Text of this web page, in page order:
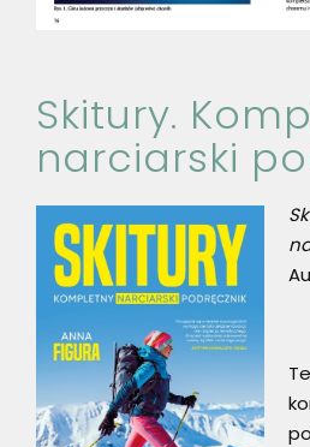
Skitury.
narciarski